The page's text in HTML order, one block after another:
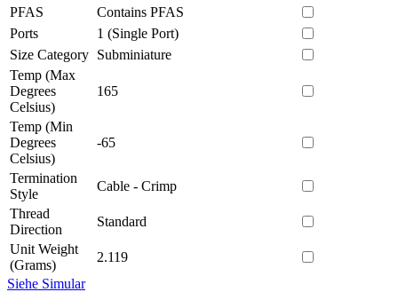
PFAS
Contains PFAS
Ports
1 (Single Port)
Size Category Subminiature
Temp (Max
Degrees
Celsius)
165
Temp (Min
Degrees
Celsius)
-65
Termination
Style
Cable - Crimp
Thread
Direction
Standard
Unit Weight
(Grams)
2.119
Siehe Simular